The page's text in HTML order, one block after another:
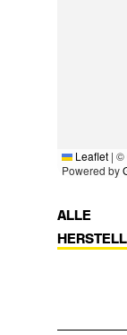
Leaflet | ©
Powered by
ALLE